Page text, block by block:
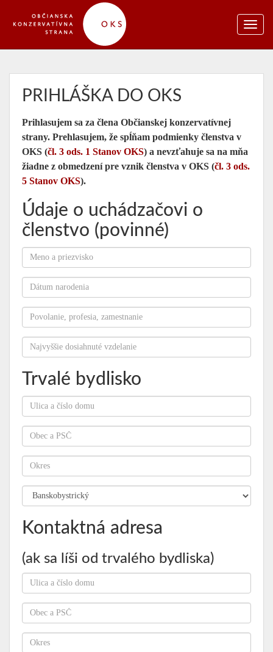
PRIHLÁŠKA DO OKS
Prihlasujem sa za člena Občianskej konzervatívnej
strany. Prehlasujem, že spĺňam podmienky členstva v
OKS (čl. 3 ods. 1 Stanov OKS) a nevzťahuje sa na mňa
žiadne z obmedzení pre vznik členstva v OKS (čl. 3 ods.
5 Stanov OKS).
Údaje o uchádzačovi o
členstvo (povinné)
Trvalé bydlisko
Kontaktná adresa
(ak sa líši od trvalého bydliska)